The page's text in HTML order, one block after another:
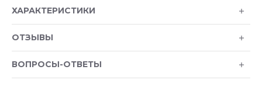
ХАРАКТЕРИСТИКИ
ОТЗЫВЫ
ВОПРОСЫ-ОТВЕТЫ